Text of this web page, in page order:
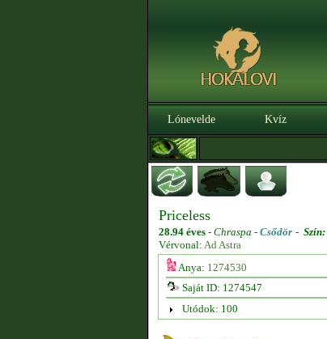
Lónevelde Kvíz
Priceless
28.94 éves - Chraspa - Csődör - Szín:
Vérvonal: Ad Astra
Anya: 1274530
Saját ID: 1274547
Utódok: 100